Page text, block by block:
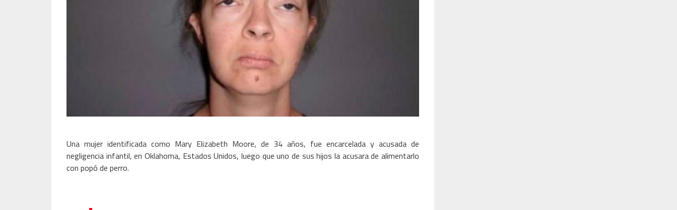
Una mujer identificada como Mary Elizabeth Moore, de 34 años, fue encarcelada y acusada de
negligencia infantil, en Oklahoma, Estados Unidos, luego que uno de sus hijos la acusara de alimentarlo
con popó de perro.